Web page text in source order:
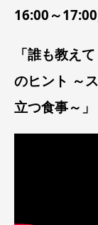
16:00～
「誰も教え
のヒント ～
立つ食事～」